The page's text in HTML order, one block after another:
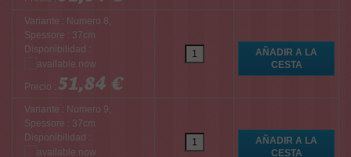
Variante : Numero 8,
Spessore : 37cm
Disponibilidad :
Precio : 51,84 €
Variante : Numero 9,
Spessore : 37cm
Disponibilidad :